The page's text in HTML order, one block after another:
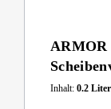
ARMOR
Inhalt: 0.2 Liter